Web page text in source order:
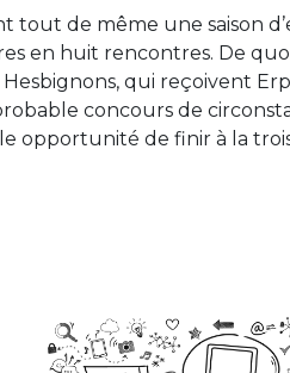
tout de même une saison
en huit rencontres. De
Hesbignons, qui reçoivent
concours de
opportunité de finir à la